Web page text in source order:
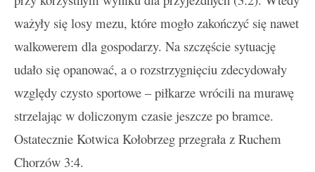
ważyły się losy mezu, które mogło zakończyć się nawet
walkowerem dla gospodarzy. Na szczęście sytuację
udało się opanować, a o rozstrzygnięciu zdecydowały
względy czysto sportowe – piłkarze wrócili na murawę
strzelając w doliczonym czasie jeszcze po bramce.
Ostatecznie Kotwica Kołobrzeg przegrała z Ruchem
Chorzów 3:4.